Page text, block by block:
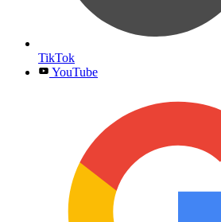
TikTok
YouTube